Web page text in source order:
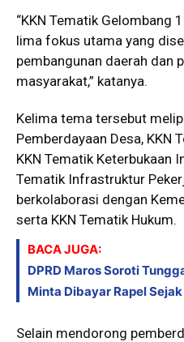
“KKN Tematik Gelombang
lima fokus utama yang
pembangunan daerah dan
masyarakat,” katanya.
Kelima tema tersebut
Pemberdayaan Desa, KKN
KKN Tematik Keterbukaan
Tematik Infrastruktur
berkolaborasi dengan
serta KKN Tematik Hukum.
BACA JUGA:
DPRD Maros Soroti
Minta Dibayar Rapel
Selain mendorong